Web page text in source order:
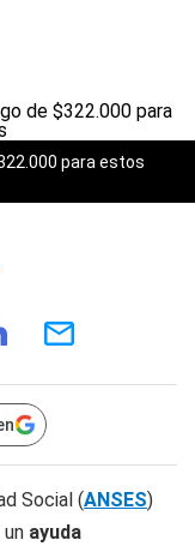
para estos
Social (ANSES)
ayuda